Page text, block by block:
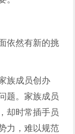
依然有新的挑
族成员创办
题。家族成员
却时常插手员
力，难以规范